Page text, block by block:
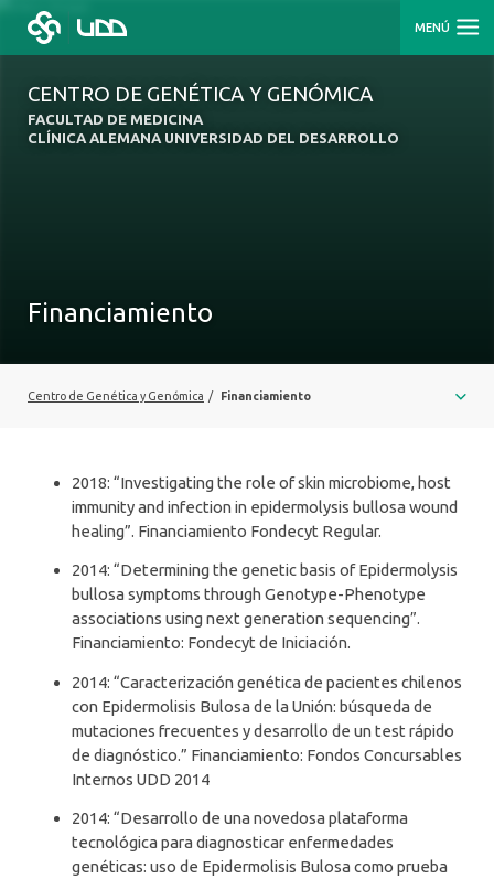
MENÚ
CENTRO DE GENÉTICA Y GENÓMICA
FACULTAD DE MEDICINA
CLÍNICA ALEMANA UNIVERSIDAD DEL DESARROLLO
Financiamiento
Centro de Genética y Genómica / Financiamiento
2018: “Investigating the role of skin microbiome, host
immunity and infection in epidermolysis bullosa wound
healing”. Financiamiento Fondecyt Regular.
2014: “Determining the genetic basis of Epidermolysis
bullosa symptoms through Genotype-Phenotype
associations using next generation sequencing”.
Financiamiento: Fondecyt de Iniciación.
2014: “Caracterización genética de pacientes chilenos
con Epidermolisis Bulosa de la Unión: búsqueda de
mutaciones frecuentes y desarrollo de un test rápido
de diagnóstico.” Financiamiento: Fondos Concursables
Internos UDD 2014
2014: “Desarrollo de una novedosa plataforma
tecnológica para diagnosticar enfermedades
genéticas: uso de Epidermolisis Bulosa como prueba